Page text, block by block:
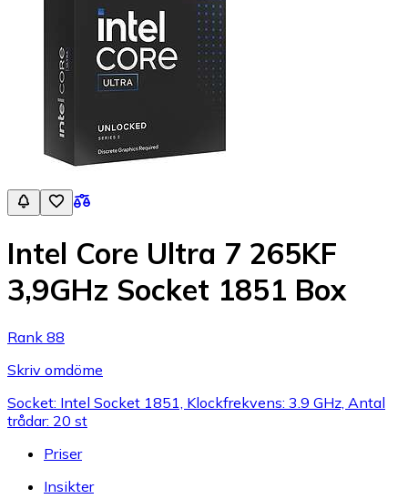
Intel Core Ultra 7 265KF
3,9GHz Socket 1851 Box
Rank 88
Skriv omdöme
Socket: Intel Socket 1851, Klockfrekvens: 3.9 GHz, Antal
trådar: 20 st
Priser
Insikter